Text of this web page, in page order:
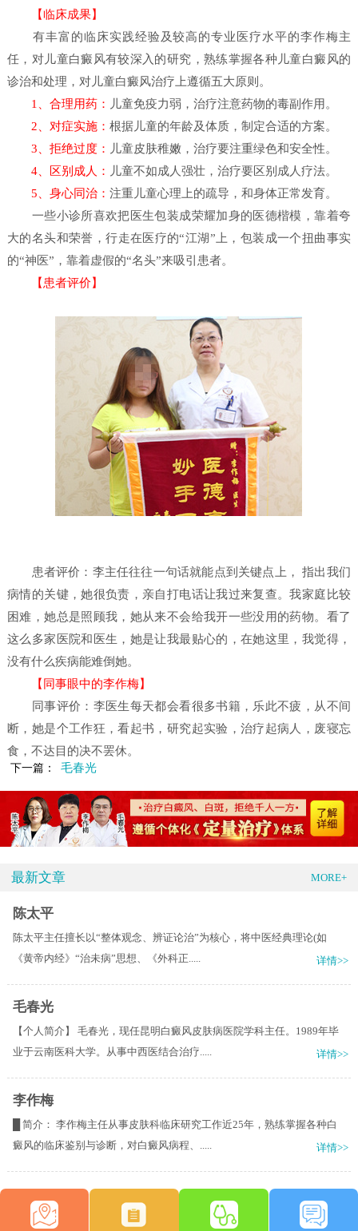
【临床成果】
有丰富的临床实践经验及较高的专业医疗水平的李作梅主
任，对儿童白癜风有较深入的研究，熟练掌握各种儿童白癜风的
诊治和处理，对儿童白癜风治疗上遵循五大原则。
1、合理用药： 儿童免疫力弱，治疗注意药物的毒副作用。
2、对症实施：根据儿童的年龄及体质，制定合适的方案。
3、拒绝过度： 儿童皮肤稚嫩，治疗要注重绿色和安全性。
4、区别成人： 儿童不如成人强壮，治疗要区别成人疗法。
5、身心同治：注重儿童心理上的疏导，和身体正常发育。
一些小诊所喜欢把医生包装成荣耀加身的医德楷模，靠着夸
大的名头和荣誉，行走在医疗的“江湖”上，包装成一个扭曲事实
的“神医”，靠着虚假的“名头”来吸引患者。
【患者评价】
患者评价：李主任往往一句话就能点到关键点上， 指出我们
病情的关键，她很负责，亲自打电话让我过来复查。我家庭比较
困难，她总是照顾我，她从来不会给我开一些没用的药物。看了
这么多家医院和医生，她是让我最贴心的，在她这里，我觉得，
没有什么疾病能难倒她。
【同事眼中的李作梅】
同事评价：李医生每天都会看很多书籍，乐此不疲，从不间
断，她是个工作狂，看起书，研究起实验，治疗起病人，废寝忘
食，不达目的决不罢休。
下一篇： 毛春光
最新文章 MORE+
陈太平
陈太平主任擅长以“整体观念、辨证论治”为核心，将中医经典理论(如
《黄帝内经》“治未病”思想、《外科正.....
详情>>
毛春光
【个人简介】 毛春光，现任昆明白癜风皮肤病医院学科主任。1989年毕
业于云南医科大学。从事中西医结合治疗.....
详情>>
李作梅
█ 简介： 李作梅主任从事皮肤科临床研究工作近25年，熟练掌握各种白
癜风的临床鉴别与诊断，对白癜风病程、.....
详情>>